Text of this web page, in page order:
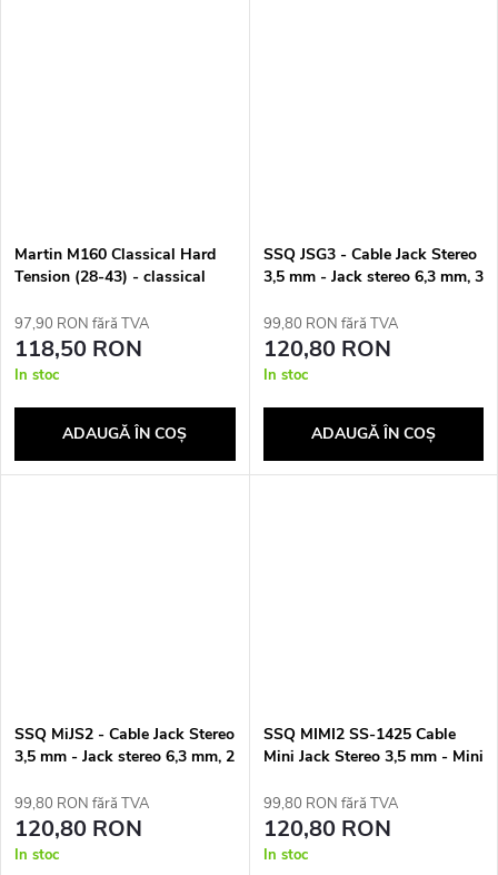
Martin M160 Classical Hard
Tension (28-43) - classical
97,90 RON fără TVA
118,50 RON
In stoc
ADAUGĂ ÎN COŞ
SSQ JSG3 - Cable Jack Stereo
3,5 mm - Jack stereo 6,3 mm, 3
99,80 RON fără TVA
120,80 RON
In stoc
ADAUGĂ ÎN COŞ
SSQ MiJS2 - Cable Jack Stereo
3,5 mm - Jack stereo 6,3 mm, 2
99,80 RON fără TVA
120,80 RON
In stoc
SSQ MIMI2 SS-1425 Cable
Mini Jack Stereo 3,5 mm - Mini
99,80 RON fără TVA
120,80 RON
In stoc